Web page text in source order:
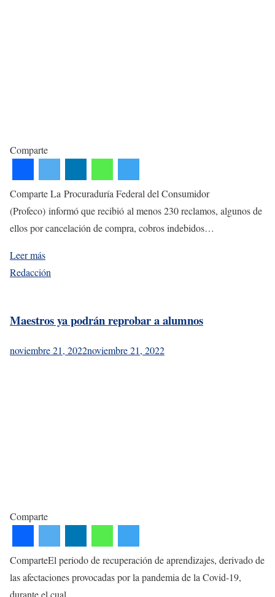
Comparte
Comparte La Procuraduría Federal del Consumidor
(Profeco) informó que recibió al menos 230 reclamos, algunos de
ellos por cancelación de compra, cobros indebidos…
Leer más
Redacción
Maestros ya podrán reprobar a alumnos
noviembre 21, 2022noviembre 21, 2022
Comparte
ComparteEl periodo de recuperación de aprendizajes, derivado de
las afectaciones provocadas por la pandemia de la Covid-19,
durante el cual…